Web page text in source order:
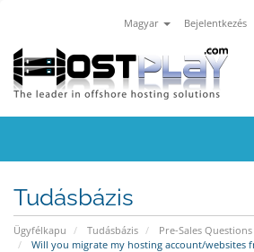
Magyar Bejelentkezés
Tudásbázis
Ügyfélkapu Tudásbázis
Pre-Sales Questions
Will you migrate my hosting account/websites